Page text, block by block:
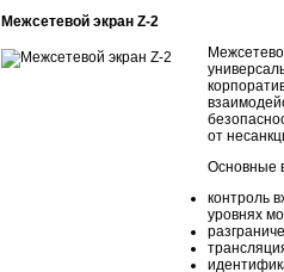
Межсетевой экран Z-2
от
Основные
контроль
уровнях